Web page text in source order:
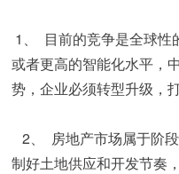
1、  目前的竞争是全球
或者更高的智能化水平，
势，企业必须转型升级，
2、  房地产市场属于阶
制好土地供应和开发节奏